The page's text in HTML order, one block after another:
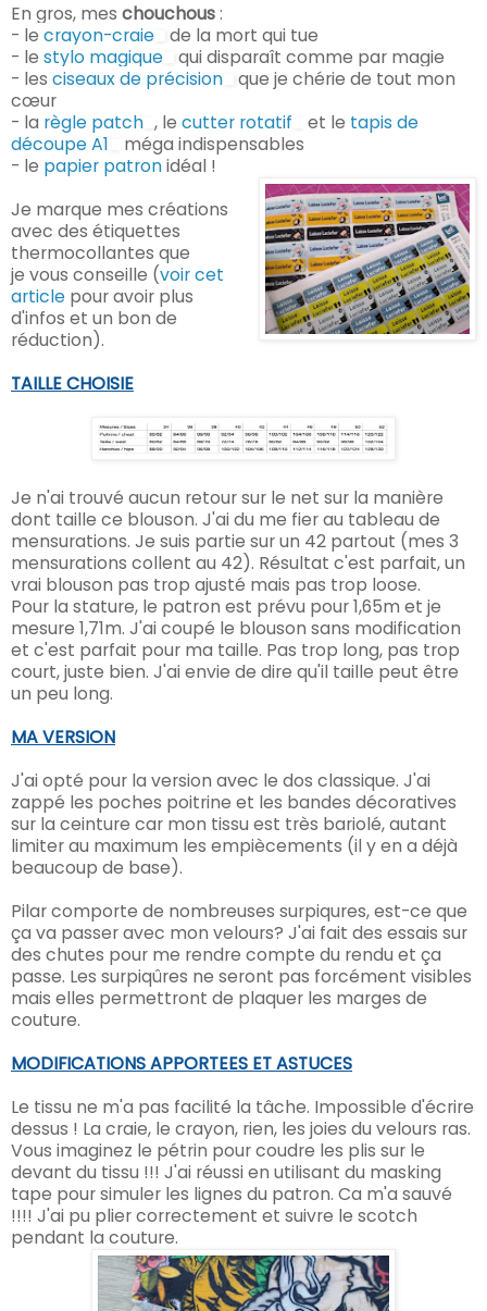
En gros, mes chouchous:
- le crayon-craie
de la mort qui tue
- le stylo magique
qui disparaît comme par magie
- les ciseaux de précision
que je chérie de tout mon
cœur
- la règle patch , le cutter rotatif et le tapis de
découpe A1
méga indispensables
- le papier patronidéal !
Je marque mes créations
avec des étiquettes
thermocollantes que
je vous conseille (voir cet
article pour avoir plus
d'infos et un bon de
réduction).
TAILLE CHOISIE
Je n'ai trouvé aucun retour sur le net sur la manière
dont taille ce blouson. J'ai du me fier au tableau de
mensurations. Je suis partie sur un 42 partout (mes 3
mensurations collent au 42). Résultat c'est parfait, un
vrai blouson pas trop ajusté mais pas trop loose.
Pour la stature, le patron est prévu pour 1,65m et je
mesure 1,71m. J'ai coupé le blouson sans modification
et c'est parfait pour ma taille. Pas trop long, pas trop
court, juste bien. J'ai envie de dire qu'il taille peut être
un peu long.
MA VERSION
J'ai opté pour la version avec le dos classique. J'ai
zappé les poches poitrine et les bandes décoratives
sur la ceinture car mon tissu est très bariolé, autant
limiter au maximum les empiècements (il y en a déjà
beaucoup de base).
Pilar comporte de nombreuses surpiqures, est-ce que
ça va passer avec mon velours? J'ai fait des essais sur
des chutes pour me rendre compte du rendu et ça
passe. Les surpiqûres ne seront pas forcément visibles
mais elles permettront de plaquer les marges de
couture.
MODIFICATIONS APPORTEES ET ASTUCES
Le tissu ne m'a pas facilité la tâche. Impossible d'écrire
dessus ! La craie, le crayon, rien, les joies du velours ras.
Vous imaginez le pétrin pour coudre les plis sur le
devant du tissu !!! J'ai réussi en utilisant du masking
tape pour simuler les lignes du patron. Ca m'a sauvé
!!!! J'ai pu plier correctement et suivre le scotch
pendant la couture.